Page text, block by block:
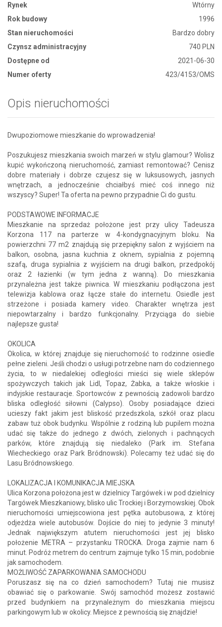
Rynek
Wtórny
Rok budowy
1996
Stan nieruchomości
Bardzo dobry
Czynsz administracyjny
740 PLN
Dostępne od
2021-06-30
Numer oferty
423/4153/OMS
Opis nieruchomości
Dwupoziomowe mieszkanie do wprowadzenia!
Poszukujesz mieszkania swoich marzeń w stylu glamour? Wolisz
kupić wykończoną nieruchomość, zamiast remontować? Cenisz
dobre materiały i dobrze czujesz się w luksusowych, jasnych
wnętrzach, a jednocześnie chciałbyś mieć coś innego niż
wszyscy? Super! Ta oferta na pewno przypadnie Ci do gustu.
PODSTAWOWE INFORMACJE
Mieszkanie na sprzedaż położone jest przy ulicy Tadeusza
Korzona 117 na parterze w 4-kondygnacyjnym bloku. Na
powierzchni 77 m2 znajdują się przepiękny salon z wyjściem na
balkon, osobna, jasna kuchnia z oknem, sypialnia z pojemną
szafą, druga sypialnia z wyjściem na drugi balkon, przedpokój
oraz 2 łazienki (w tym jedna z wanną). Do mieszkania
przynależna jest także piwnica. W mieszkaniu podłączona jest
telewizja kablowa oraz łącze stałe do internetu. Osiedle jest
strzeżone i posiada kamery video. Charakter wnętrza jest
niepowtarzalny i bardzo funkcjonalny. Przyciąga do siebie
najlepsze gusta!
OKOLICA
Okolica, w której znajduje się nieruchomość to rodzinne osiedle
pełne zieleni. Jeśli chodzi o usługi potrzebne nam do codziennego
życia, to w niedalekiej odległości mieści się wiele sklepów
spożywczych takich jak Lidl, Topaz, Żabka, a także włoskie i
indyjskie restauracje. Sportowców z pewnością zadowoli bardzo
bliska odległość siłowni (Calypso). Osoby posiadające dzieci
ucieszy fakt jakim jest bliskość przedszkola, szkół oraz placu
zabaw tuż obok budynku. Wspólnie z rodziną lub pupilem można
udać się także do jednego z dwóch, zielonych i pachnących
parków, które znajdują się niedaleko (Park im. Stefana
Wiecheckiego oraz Park Bródnowski). Polecamy też udać się do
Lasu Bródnowskiego.
LOKALIZACJA I KOMUNIKACJA MIEJSKA
Ulica Korzona położona jest w dzielnicy Targówek i w pod dzielnicy
Targówek Mieszkaniowy, blisko ulic Trockiej i Borzymowskiej. Obok
nieruchomości umiejscowiona jest pętka autobusowa, z której
odjeżdża wiele autobusów. Dojście do niej to jedynie 3 minuty!
Jednak największym atutem nieruchomości jest jej blisko
położenie METRA – przystanku TROCKA. Droga zajmie nam 6
minut. Podróż metrem do centrum zajmuje tylko 15 min, podobnie
jak samochodem.
MOŻLIWOŚĆ ZAPARKOWANIA SAMOCHODU
Poruszasz się na co dzień samochodem? Tutaj nie musisz
obawiać się o parkowanie. Swój samochód możesz zostawić
przed budynkiem na przynależnym do mieszkania miejscu
parkingowym lub w okolicy. Miejsce z pewnością się znajdzie!